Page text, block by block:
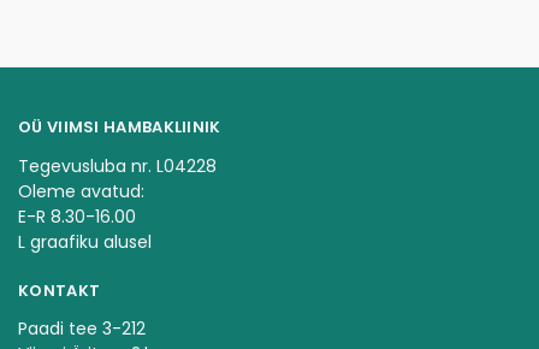
OÜ VIIMSI HAMBAKLIINIK
Tegevusluba nr. L04228
Oleme avatud:
E-R 8.30-16.00
L graafiku alusel
KONTAKT
Paadi tee 3-212